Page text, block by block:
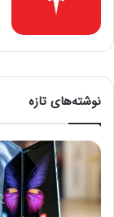
نوشته‌های تازه